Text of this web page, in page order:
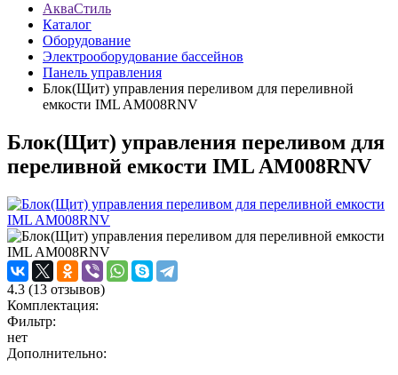
АкваСтиль
Каталог
Оборудование
Электрооборудование бассейнов
Панель управления
Блок(Щит) управления переливом для переливной
емкости IML AM008RNV
Блок(Щит) управления переливом для
переливной емкости IML AM008RNV
4.3 (13 отзывов)
Комплектация:
Фильтр:
нет
Дополнительно: